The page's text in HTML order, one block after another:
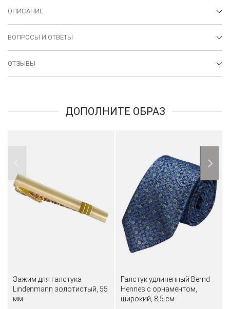
ОПИСАНИЕ
ВОПРОСЫ И ОТВЕТЫ
ОТЗЫВЫ
ДОПОЛНИТЕ ОБРАЗ
Зажим для галстука
Lindenmann золотистый, 55
мм
Галстук удлиненный Bernd
Hennes c орнаментом,
широкий, 8,5 см